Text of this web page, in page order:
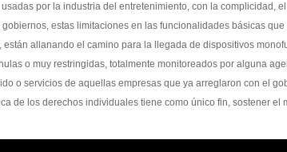
por la industria del entretenimiento, con la complicidad,
estas limitaciones en las funcionalidades básicas
allanando el camino para la llegada de dispositivos
o muy restringidas, totalmente monitoreados por alguna
o servicios de aquellas empresas que ya arreglaron con el
de los derechos individuales tiene como único fin, sostener el